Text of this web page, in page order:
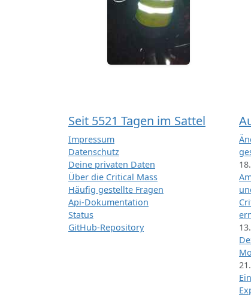
Seit 5521 Tagen im Sattel
Impressum
Datenschutz
Deine privaten Daten
Über die Critical Mass
Häufig gestellte Fragen
Api-Dokumentation
Status
GitHub-Repository